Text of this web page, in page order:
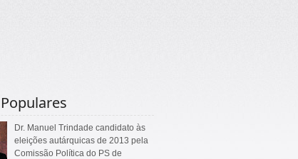
Dr. Manuel Trindade candidato às
eleições autárquicas de 2013 pela
Comissão Política do PS de